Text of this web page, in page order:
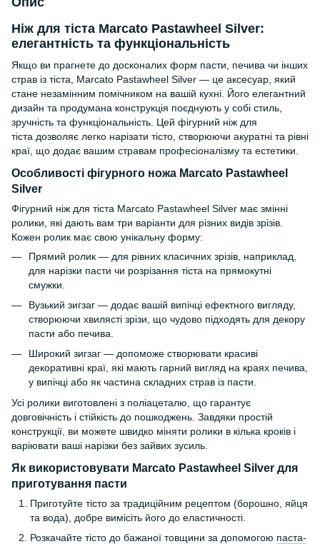
Ніж для тіста Marcato Pastawheel Silver:
елегантність та функціональність
Якщо ви прагнете до досконалих форм пасти, печива чи інших
страв із тіста, Marcato Pastawheel Silver — це аксесуар, який
стане незамінним помічником на вашій кухні. Його елегантний
дизайн та продумана конструкція поєднують у собі стиль,
зручність та функціональність. Цей фігурний ніж для
тіста дозволяє легко нарізати тісто, створюючи акуратні та рівні
краї, що додає вашим стравам професіоналізму та естетики.
Особливості фігурного ножа Marcato Pastawheel
Silver
Фігурний ніж для тіста Marcato Pastawheel Silver має змінні
ролики, які дають вам три варіанти для різних видів зрізів.
Кожен ролик має свою унікальну форму:
Прямий ролик — для рівних класичних зрізів, наприклад,
для нарізки пасти чи розрізання тіста на прямокутні
смужки.
Вузький зигзаг — додає вашій випічці ефектного вигляду,
створюючи хвилясті зрізи, що чудово підходять для декору
пасти або печива.
Широкий зигзаг — допоможе створювати красиві
декоративні краї, які мають гарний вигляд на краях печива,
у випічці або як частина складних страв із пасти.
Усі ролики виготовлені з поліацеталю, що гарантує
довговічність і стійкість до пошкоджень. Завдяки простій
конструкції, ви можете швидко міняти ролики в кілька кроків і
варіювати ваші нарізки без зайвих зусиль.
Як використовувати Marcato Pastawheel Silver для
приготування пасти
Приготуйте тісто за традиційним рецептом (борошно, яйця
та вода), добре вимісіть його до еластичності.
Розкачайте тісто до бажаної товщини за допомогою паста-